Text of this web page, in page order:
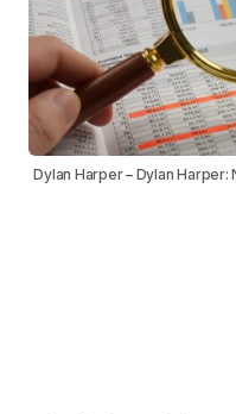
Dylan Harper – Dylan